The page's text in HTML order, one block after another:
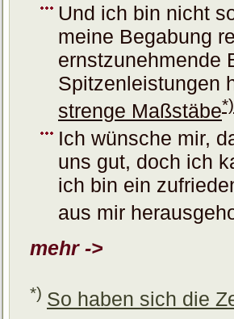
Und ich bin nicht
meine Begabung
ernstzunehmende
Spitzenleistungen
strenge Maßstäbe*)
Ich wünsche mir,
uns gut, doch ich
ich bin ein
aus mir
mehr ->
*) So haben sich die